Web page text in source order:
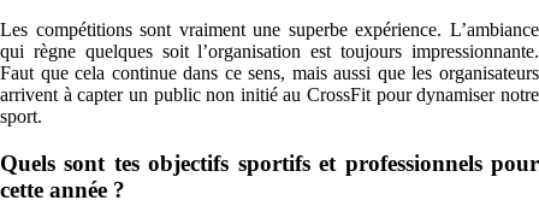
Les compétitions sont vraiment une superbe expérience. L’ambiance
qui règne quelques soit l’organisation est toujours impressionnante.
Faut que cela continue dans ce sens, mais aussi que les organisateurs
arrivent à capter un public non initié au CrossFit pour dynamiser notre
sport.
Quels sont tes objectifs sportifs et professionnels pour
cette année ?